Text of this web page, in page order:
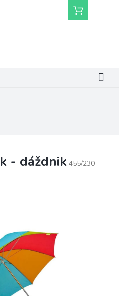
Nákupný
košík
- dáždnik 455/230